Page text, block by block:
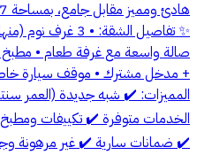
✨ تفاصيل الشقة:
+ مدخل مشترك • موقف سيارة خاص
المميزات: ✔️ شبه جديدة (العمر
الخدمات متوفرة ✔️ تكييفات ومطبخ